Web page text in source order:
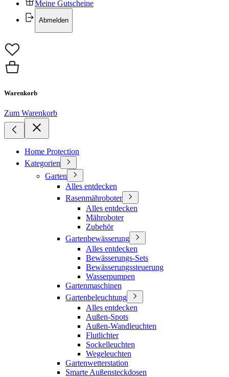
Meine Gutscheine
Abmelden
Warenkorb
Zum Warenkorb
Home Protection
Kategorien
Garten
Alles entdecken
Rasenmähroboter
Alles entdecken
Mähroboter
Zubehör
Gartenbewässerung
Alles entdecken
Bewässerungs-Sets
Bewässerungssteuerung
Wasserpumpen
Gartenmaschinen
Gartenbeleuchtung
Alles entdecken
Außen-Spots
Außen-Wandleuchten
Flutlichter
Sockelleuchten
Wegeleuchten
Gartenwetterstation
Smarte Außensteckdosen